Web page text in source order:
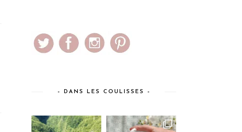
– DANS LES COULISSES –